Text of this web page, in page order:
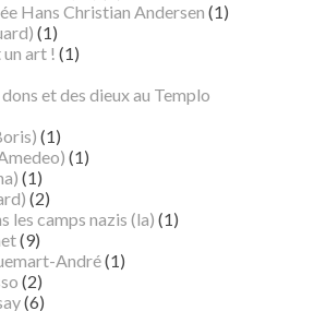
Hans Christian Andersen (1)
(1)
art ! (1)
et des dieux au Templo
(1)
(1)
(1)
(2)
les camps nazis (la) (1)
(9)
André(1)
(2)
(6)